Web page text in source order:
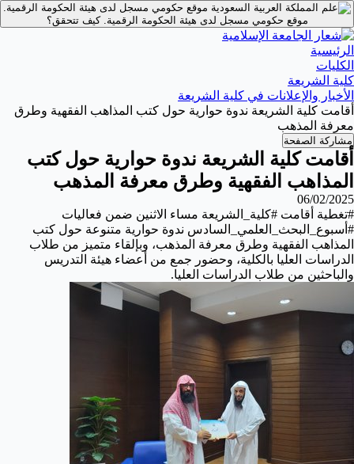
موقع حكومي مسجل لدى هيئة الحكومة الرقمية.
موقع حكومي مسجل لدى هيئة الحكومة الرقمية.كيف تتحقق؟
الرئيسية
الكليات
كلية الشريعة
الأخبار والإعلانات في كلية الشريعة
أقامت كلية الشريعة ندوة حوارية حول كتب المذاهب الفقهية وطرق
معرفة المذهب
مشاركة الصفحة
أقامت كلية الشريعة ندوة حوارية حول كتب
المذاهب الفقهية وطرق معرفة المذهب
06/02/2025
#تغطية أقامت #كلية_الشريعة مساء الاثنين ضمن فعاليات
#أسبوع_البحث_العلمي_السادس ندوة حوارية متنوعة حول كتب
المذاهب الفقهية وطرق معرفة المذهب، وبإلقاء متميز من طلاب
الدراسات العليا بالكلية، وحضور جمع من أعضاء هيئة التدريس
والباحثين من طلاب الدراسات العليا.